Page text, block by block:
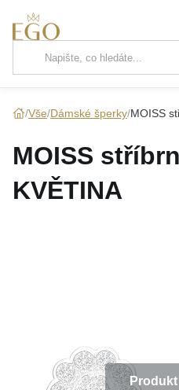
Hlavní kategorie
ŘETÍZKY
KOLEKCE
Vše Dámské šperky MOISS
MOISS
KVĚTINA